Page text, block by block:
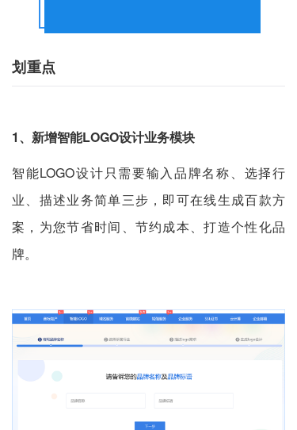
划重点
1、新增智能LOGO设计业务模块
智能LOGO设计只需要输入品牌名称、选择行
业、描述业务简单三步，即可在线生成百款方
案，为您节省时间、节约成本、打造个性化品
牌。